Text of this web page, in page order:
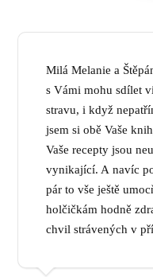
Milá Melanie a
s Vámi mohu sdílet
stravu, i když
jsem si obě Vaše
Vaše recepty jsou
vynikající. A navíc
pár to vše ještě
holčičkám hodně
chvil strávených v